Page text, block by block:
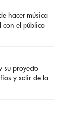
hacer música
con el público
su proyecto
y salir de la